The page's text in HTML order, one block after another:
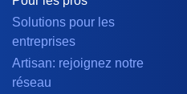
Solutions pour les
entreprises
Artisan: rejoignez notre
réseau